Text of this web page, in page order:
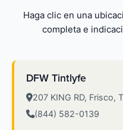
Haga clic en una
completa e
DFW Tintlyfe
207 KING RD, Frisco,
(844) 582-0139